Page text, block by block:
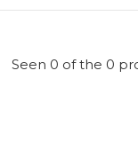
Seen 0 of the 0